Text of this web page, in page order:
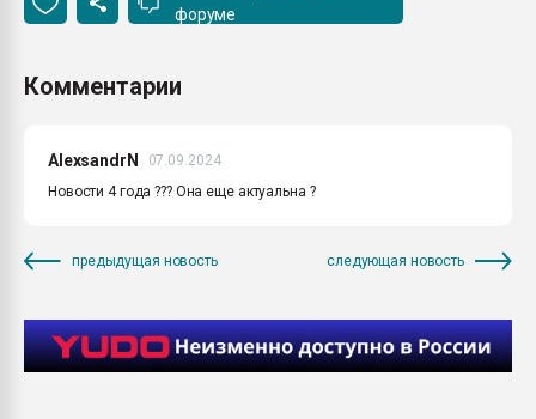
форуме
Комментарии
AlexsandrN
07.09.2024
Новости 4 года ??? Она еще актуальна ?
предыдущая новость следующая новость